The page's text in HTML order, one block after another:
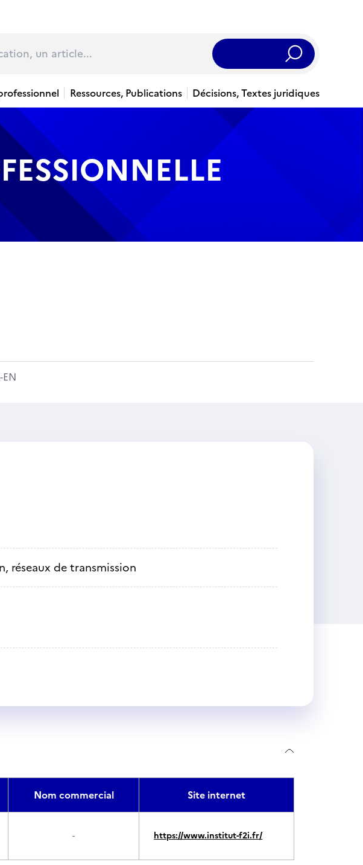
Rechercher
Ressources, Publications Décisions, Textes juridiques
-EN
de transmission
Nom commercial Site internet
- https://www.institut-f2i.fr/